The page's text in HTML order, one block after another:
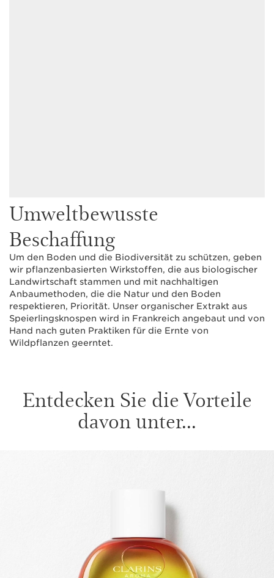
Umweltbewusste
Beschaffung
Um den Boden und die Biodiversität zu schützen, geben
wir pflanzenbasierten Wirkstoffen, die aus biologischer
Landwirtschaft stammen und mit nachhaltigen
Anbaumethoden, die die Natur und den Boden
respektieren, Priorität. Unser organischer Extrakt aus
Speierlingsknospen wird in Frankreich angebaut und von
Hand nach guten Praktiken für die Ernte von
Wildpflanzen geerntet.
Entdecken Sie die Vorteile
davon unter...